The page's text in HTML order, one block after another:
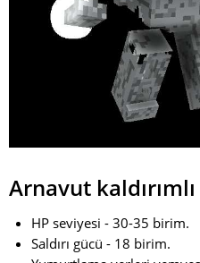
Arnavut
HP seviyesi - 30-35 birim.
Saldırı gücü - 18 birim.